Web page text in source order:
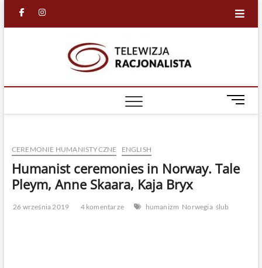
facebook
in
M
e
u
t
CEREMONIE HUMANISTYCZNE ENGLISH
Humanist ceremonies in Norway. Tale
Pleym, Anne Skaara, Kaja Bryx
26 września 2019 4 komentarze humanizm Norwegia ślub